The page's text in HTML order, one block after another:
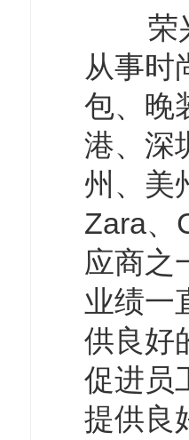
荣兴
从事时
包、晚
港、深
州、美
Zara、
应商之
业绩一
供良好
促进员
提供良